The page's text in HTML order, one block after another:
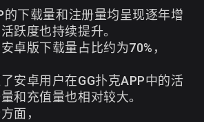
的下载量和注册量均呈现逐年增
跃度也持续提升。
卓版下载量占比约为70%，
安卓用户在GG扑克APP中的活
和充值量也相对较大。
面，